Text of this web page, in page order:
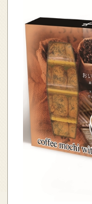
廠商專區
家會香成員
線上購物
聯絡我們
軟Q麻糬系列
可可麻糬系列
棉大福系列
袋裝麻糬系列
麻糬派餅系列
香脆蛋捲